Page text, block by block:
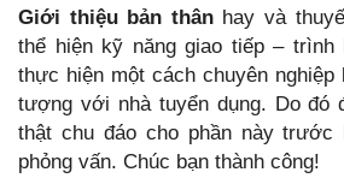
Giới thiệu bản thânhay và
thể hiện kỹ năng giao tiếp – trình
thực hiện một cách chuyên
tượng với nhà tuyển dụng. Do đó
thật chu đáo cho phần này
phỏng vấn. Chúc bạn thành công!